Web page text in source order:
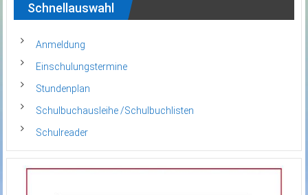
Schnellauswahl
Anmeldung
Einschulungstermine
Stundenplan
Schulbuchausleihe /Schulbuchlisten
Schulreader